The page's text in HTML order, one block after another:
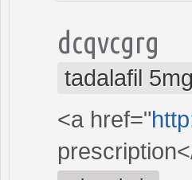
dcqvcgrg
tadalafil
<a href="